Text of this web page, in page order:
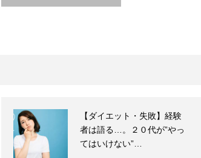
【ダイエット・失敗】経験
者は語る…。２０代が”やっ
てはいけない”…